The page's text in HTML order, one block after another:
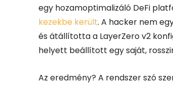
egy hozamoptimalizáló DeFi
kezekbe került. A hacker nem
és átállította a LayerZero v2
helyett beállított egy saját,
Az eredmény? A rendszer szó